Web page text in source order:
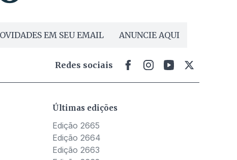
EM SEU EMAIL ANUNCIE AQUI
Redes sociais
Últimas edições
Edição 2665
Edição 2664
Edição 2663